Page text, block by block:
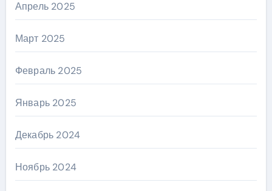
Апрель 2025
Март 2025
Февраль 2025
Январь 2025
Декабрь 2024
Ноябрь 2024